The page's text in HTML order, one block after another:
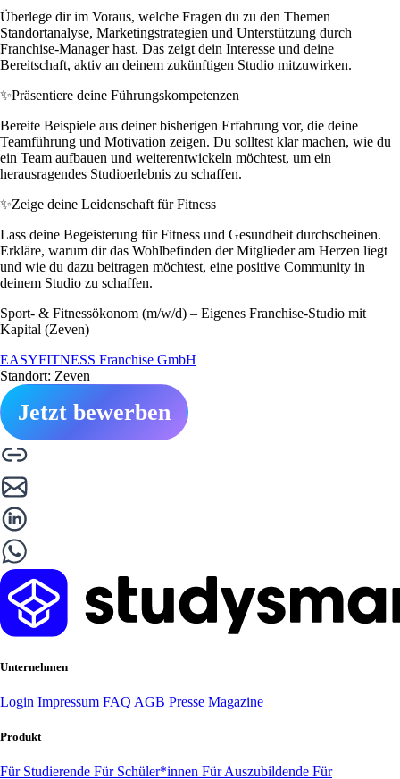
Überlege dir im Voraus, welche Fragen du zu den Themen
Standortanalyse, Marketingstrategien und Unterstützung durch
Franchise-Manager hast. Das zeigt dein Interesse und deine
Bereitschaft, aktiv an deinem zukünftigen Studio mitzuwirken.
✨Präsentiere deine Führungskompetenzen
Bereite Beispiele aus deiner bisherigen Erfahrung vor, die deine
Teamführung und Motivation zeigen. Du solltest klar machen, wie du
ein Team aufbauen und weiterentwickeln möchtest, um ein
herausragendes Studioerlebnis zu schaffen.
✨Zeige deine Leidenschaft für Fitness
Lass deine Begeisterung für Fitness und Gesundheit durchscheinen.
Erkläre, warum dir das Wohlbefinden der Mitglieder am Herzen liegt
und wie du dazu beitragen möchtest, eine positive Community in
deinem Studio zu schaffen.
Sport- & Fitnessökonom (m/w/d) – Eigenes Franchise-Studio mit
Kapital (Zeven)
EASYFITNESS Franchise GmbH
Standort: Zeven
Jetzt bewerben
Unternehmen
Login Impressum FAQ AGB Presse Magazine
Produkt
Für Studierende Für Schüler*innen Für Auszubildende Für